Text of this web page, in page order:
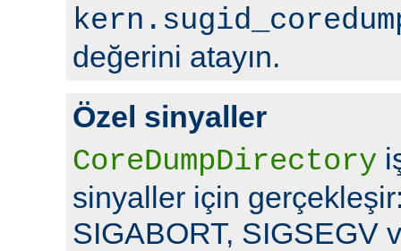
değerini atayın.
Özel sinyaller
CoreDumpDirectory
sinyaller için
SIGABORT, SIGSEGV